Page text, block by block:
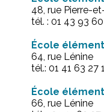
48, rue Pierre-
tél. : 01 43 93
École
64, rue Lénine
tél.: 01 41 63 27
École
66, rue Lénine